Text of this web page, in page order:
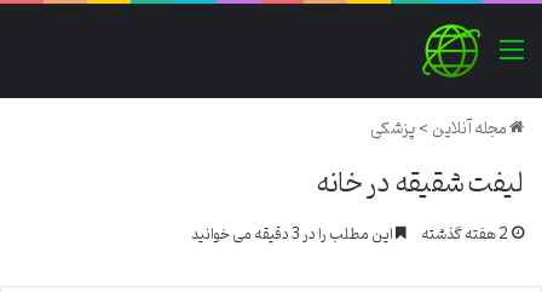
منو
مجله آنلاین>پزشکی
لیفت شقیقه در خانه
2 هفته گذشته این مطلب را در 3 دقیقه می خوانید